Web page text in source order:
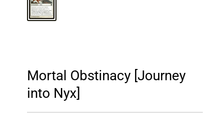
Mortal Obstinacy [Journey
into Nyx]